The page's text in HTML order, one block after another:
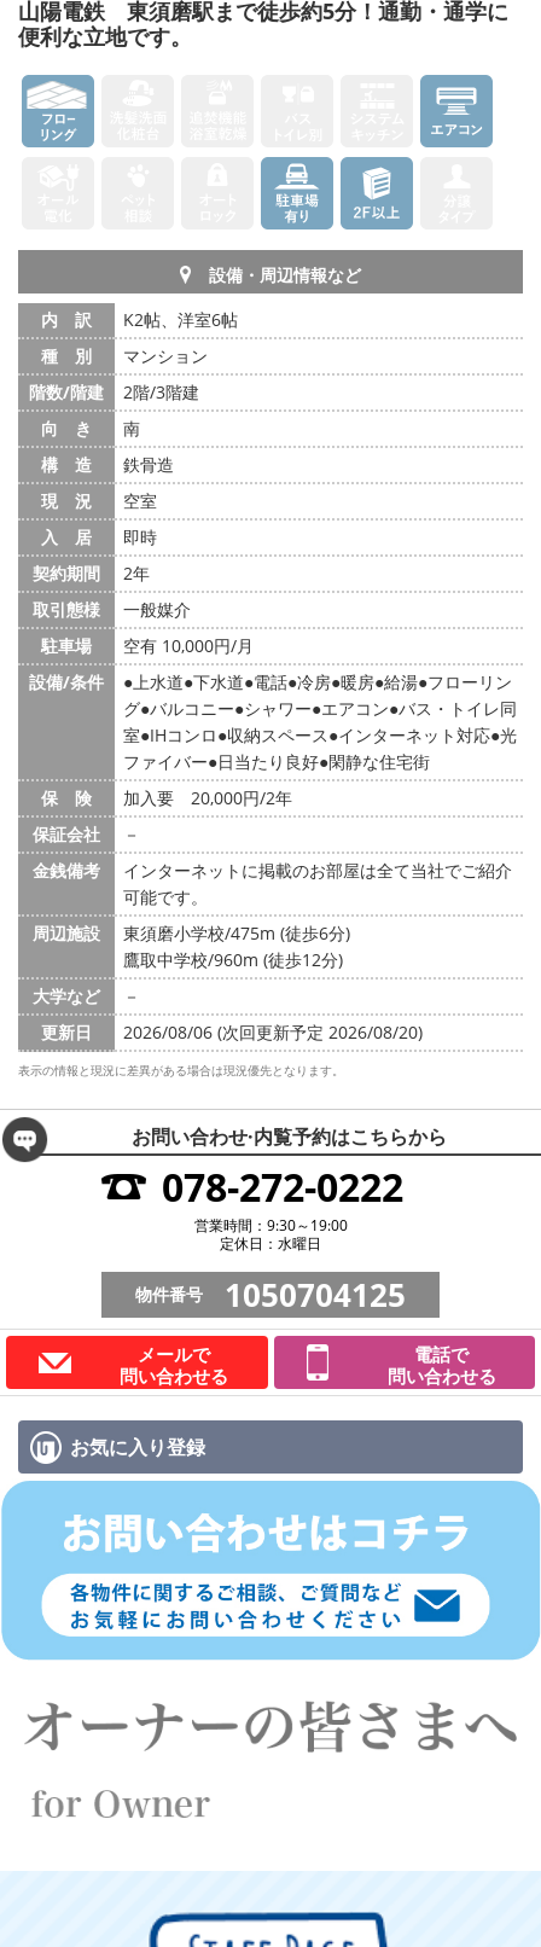
山陽電鉄 東須磨駅まで徒歩約5分！通勤・通学に
便利な立地です。
設備・周辺情報など
内 訳
K2帖、洋室6帖
種 別
マンション
階数/階建
2階/3階建
向 き
南
構 造
鉄骨造
現 況
空室
入 居
即時
契約期間
2年
取引態様
一般媒介
駐車場
空有 10,000円/月
設備/条件
上水道 下水道 電話 冷房 暖房 給湯 フローリン
グ バルコニー シャワー エアコン バス・トイレ同
室 IHコンロ 収納スペース インターネット対応 光
ファイバー 日当たり良好 閑静な住宅街
保 険
加入要 20,000円/2年
保証会社
－
金銭備考
インターネットに掲載のお部屋は全て当社でご紹介
可能です。
周辺施設
東須磨小学校/475m (徒歩6分)
鷹取中学校/960m (徒歩12分)
大学など
－
更新日
2026/08/06 (次回更新予定 2026/08/20)
表示の情報と現況に差異がある場合は現況優先となります。
お問い合わせ·内覧予約はこちらから
078-272-0222
営業時間：9:30～19:00
定休日：水曜日
物件番号 1050704125
メールで
問い合わせる
電話で
問い合わせる
お気に入り登録